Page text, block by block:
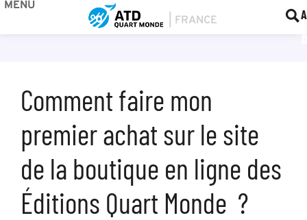
MENU
Comment faire mon
premier achat sur le site
de la boutique en ligne des
Éditions Quart Monde ?